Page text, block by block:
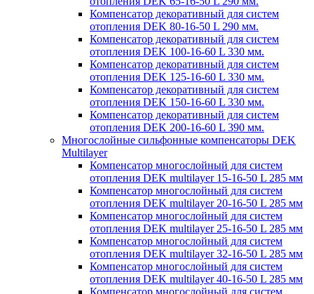
Компенсатор декоративный для систем
отопления DEK 80-16-50 L 290 мм.
Компенсатор декоративный для систем
отопления DEK 100-16-60 L 330 мм.
Компенсатор декоративный для систем
отопления DEK 125-16-60 L 330 мм.
Компенсатор декоративный для систем
отопления DEK 150-16-60 L 330 мм.
Компенсатор декоративный для систем
отопления DEK 200-16-60 L 390 мм.
Многослойные сильфонные компенсаторы DEK
Multilayer
Компенсатор многослойный для систем
отопления DEK multilayer 15-16-50 L 285 мм
Компенсатор многослойный для систем
отопления DEK multilayer 20-16-50 L 285 мм
Компенсатор многослойный для систем
отопления DEK multilayer 25-16-50 L 285 мм
Компенсатор многослойный для систем
отопления DEK multilayer 32-16-50 L 285 мм
Компенсатор многослойный для систем
отопления DEK multilayer 40-16-50 L 285 мм
Компенсатор многослойный для систем